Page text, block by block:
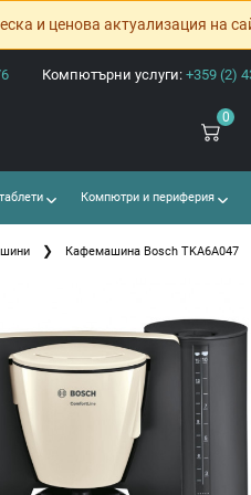
и ценова актуализация на
Компютърни услуги: +359 (2)
0
Компютри и периферия
Кафемашина Bosch TKA6A047